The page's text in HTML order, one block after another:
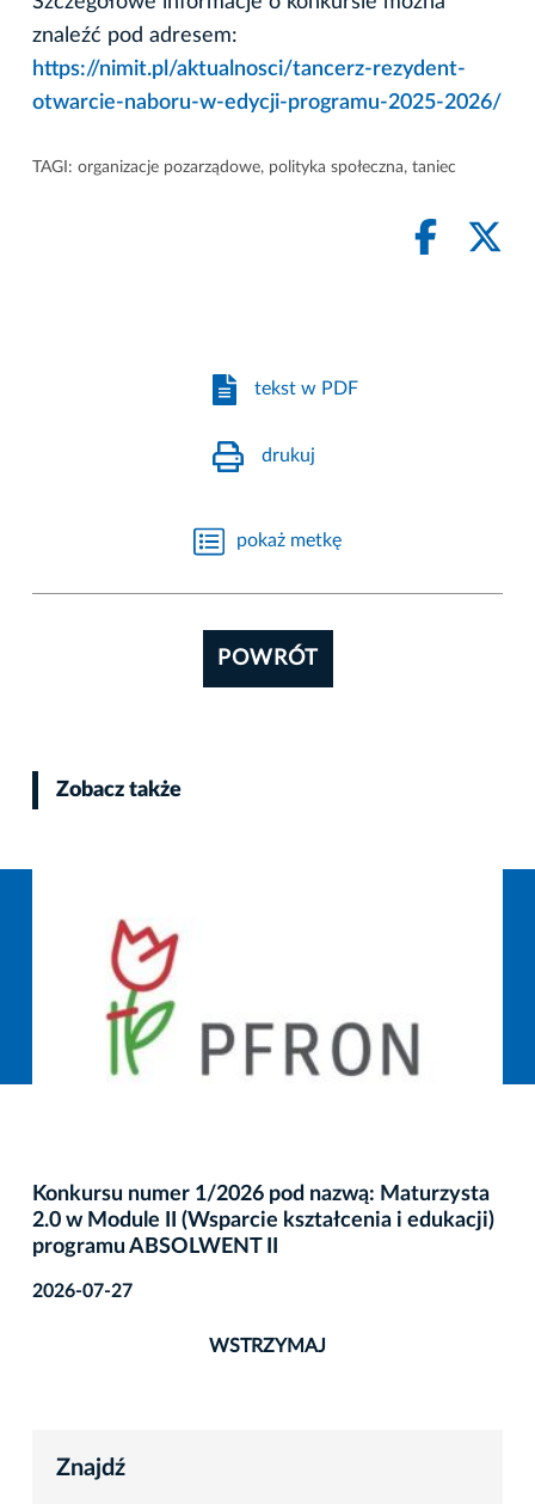
znaleźć pod adresem:
https://nimit.pl/aktualnosci/tancerz-rezydent-
otwarcie-naboru-w-edycji-programu-2025-2026/
TAGI: organizacje pozarządowe, polityka społeczna, taniec
tekst w PDF
drukuj
pokaż metkę
POWRÓT
Zobacz także
Konkursu numer 1/2026 pod nazwą: Maturzysta
2.0 w Module II (Wsparcie kształcenia i edukacji)
programu ABSOLWENT II
2026-07-27
WSTRZYMAJ
Znajdź